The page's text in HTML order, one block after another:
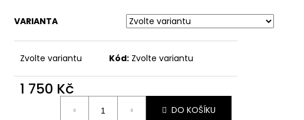
VARIANTA
Zvolte variantu Kód: Zvolte variantu
1 750 Kč
DO KOŠÍKU